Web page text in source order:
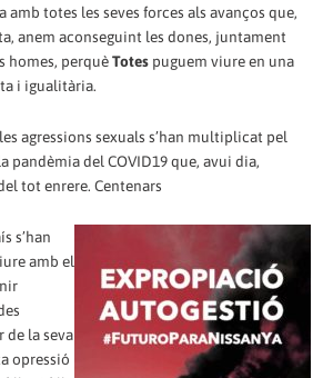
amb totes les seves forces als avanços que,
anem aconseguint les dones, juntament
homes, perquèTotes puguem viure en una
i igualitària.
agressions sexuals s’han multiplicat pel
pandèmia del COVID19 que, avui dia,
tot enrere. Centenars
s’han
amb el
de la seva
opressió